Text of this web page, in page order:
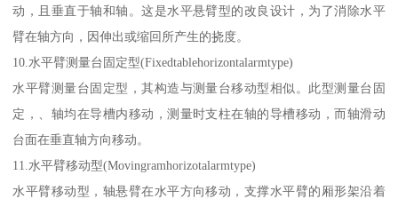
动，且垂直于轴和轴。这是水平悬臂型的改良设计，为了消除水平
臂在轴方向，因伸出或缩回所产生的挠度。
10.水平臂测量台固定型(Fixedtablehorizontalarmtype)
水平臂测量台固定型，其构造与测量台移动型相似。此型测量台固
定，、轴均在导槽内移动，测量时支柱在轴的导槽移动，而轴滑动
台面在垂直轴方向移动。
11.水平臂移动型(Movingramhorizotalarmtype)
水平臂移动型，轴悬臂在水平方向移动，支撑水平臂的厢形架沿着